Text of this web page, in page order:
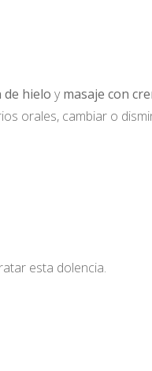
de hielo ymasaje con
orales, cambiar o
esta dolencia.